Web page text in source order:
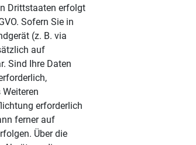
Drittstaaten erfolgt
Sofern Sie in
(z. B. via
auf
Sind Ihre Daten
erforderlich
ferner auf
Über die